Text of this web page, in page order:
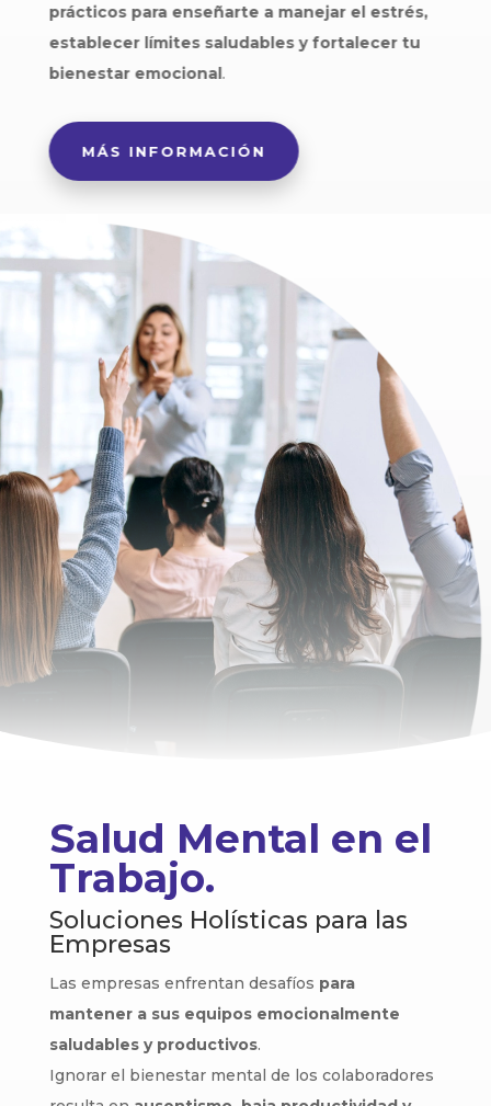
prácticos para enseñarte a manejar el estrés,
establecer límites saludables y fortalecer tu
bienestar emocional.
MÁS INFORMACIÓN
Salud Mental en el
Trabajo.
Soluciones Holísticas para las
Empresas
Las empresas enfrentan desafíos para
mantener a sus equipos emocionalmente
saludables y productivos.
Ignorar el bienestar mental de los colaboradores